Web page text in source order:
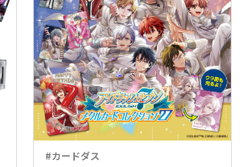
#カードダス